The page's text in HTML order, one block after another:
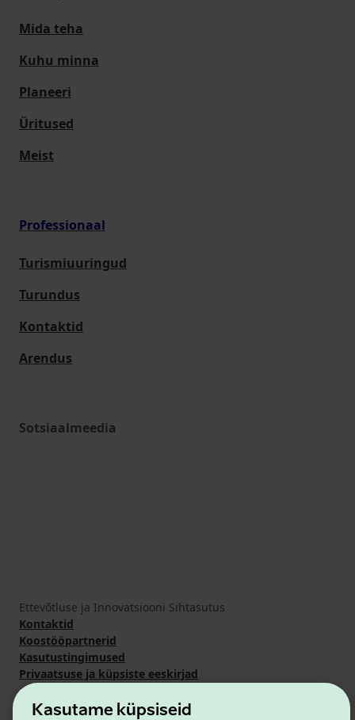
Kasutame küpsiseid
Mida teha
Kuhu minna
Planeeri
Üritused
Meist
Professionaal
Turismiuuringud
Turundus
Kontaktid
Arendus
Sotsiaalmeedia
Ettevõtluse ja Innovatsiooni Sihtasutus
Kontaktid
Koostööpartnerid
Kasutustingimused
Privaatsuse ja küpsiste eeskirjad